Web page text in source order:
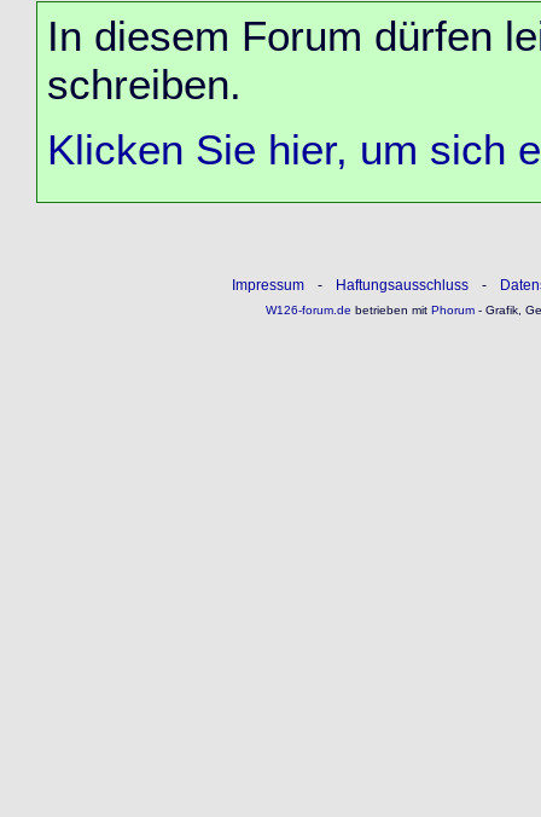
In diesem Forum dürfen
schreiben.
Klicken Sie hier, um sich
Impressum - Haftungsausschluss -
W126-forum.de betrieben mitPhorum- Grafik,